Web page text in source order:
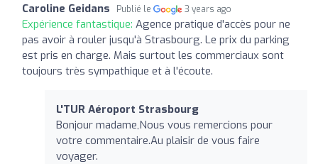
Caroline Geidans Publié le 3 years ago
Expérience fantastique: Agence pratique d'accès pour ne
pas avoir à rouler jusqu'à Strasbourg. Le prix du parking
est pris en charge. Mais surtout les commerciaux sont
toujours très sympathique et à l'écoute.
L'TUR Aéroport Strasbourg
Bonjour madame,Nous vous remercions pour
votre commentaire.Au plaisir de vous faire
voyager.